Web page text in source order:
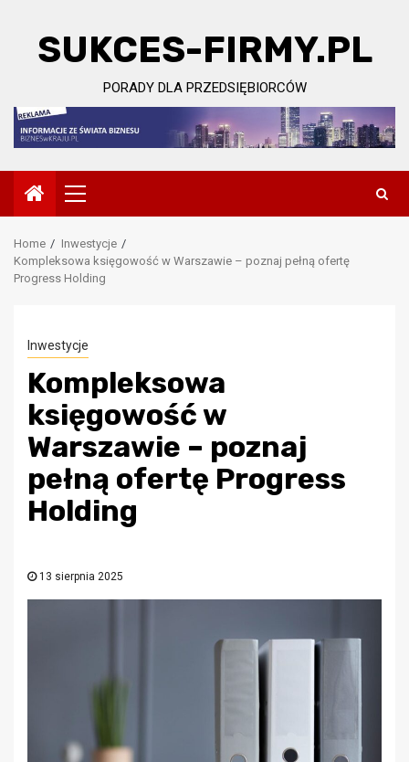
contentSUKCES-FIRMY.PL
PORADY DLA PRZEDSIĘBIORCÓW
Primary
Menu
Home
Inwestycje
Kompleksowa księgowość w Warszawie – poznaj pełną ofertę
Progress Holding
Inwestycje
Kompleksowa
księgowość w
Warszawie – poznaj
pełną ofertę Progress
Holding
13 sierpnia 2025